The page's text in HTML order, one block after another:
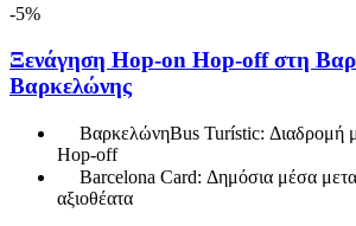
-5%
Ξενάγηση Hop-on Hop-off στη
Βαρκελώνης
ΒαρκελώνηBus Turístic: Διαδρομή
Hop-off
Barcelona Card: Δημόσια μέσα
αξιοθέατα